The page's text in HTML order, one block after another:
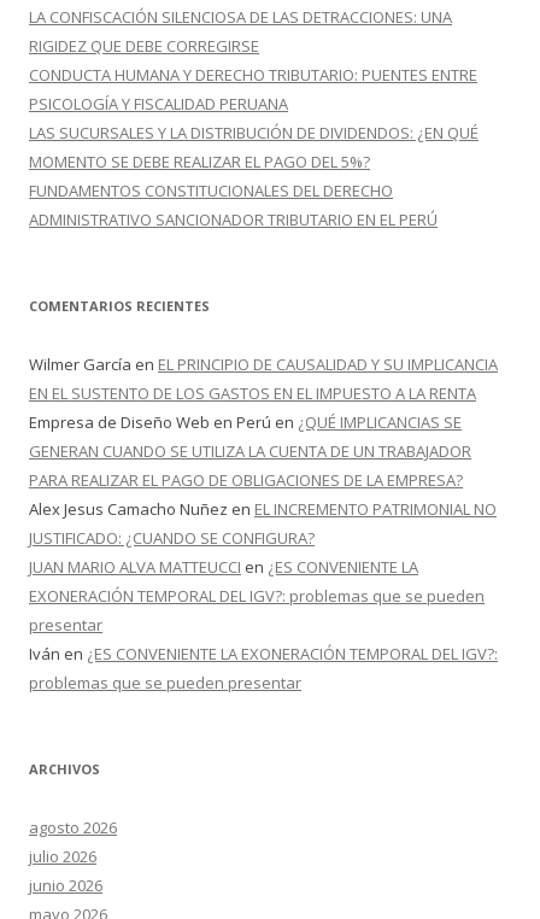
LA CONFISCACIÓN SILENCIOSA DE LAS DETRACCIONES: UNA
RIGIDEZ QUE DEBE CORREGIRSE
CONDUCTA HUMANA Y DERECHO TRIBUTARIO: PUENTES ENTRE
PSICOLOGÍA Y FISCALIDAD PERUANA
LAS SUCURSALES Y LA DISTRIBUCIÓN DE DIVIDENDOS: ¿EN QUÉ
MOMENTO SE DEBE REALIZAR EL PAGO DEL 5%?
FUNDAMENTOS CONSTITUCIONALES DEL DERECHO
ADMINISTRATIVO SANCIONADOR TRIBUTARIO EN EL PERÚ
COMENTARIOS RECIENTES
Wilmer García en EL PRINCIPIO DE CAUSALIDAD Y SU IMPLICANCIA
EN EL SUSTENTO DE LOS GASTOS EN EL IMPUESTO A LA RENTA
Empresa de Diseño Web en Perú en ¿QUÉ IMPLICANCIAS SE
GENERAN CUANDO SE UTILIZA LA CUENTA DE UN TRABAJADOR
PARA REALIZAR EL PAGO DE OBLIGACIONES DE LA EMPRESA?
Alex Jesus Camacho Nuñez en EL INCREMENTO PATRIMONIAL NO
JUSTIFICADO: ¿CUANDO SE CONFIGURA?
JUAN MARIO ALVA MATTEUCCI en ¿ES CONVENIENTE LA
EXONERACIÓN TEMPORAL DEL IGV?: problemas que se pueden
presentar
Iván en ¿ES CONVENIENTE LA EXONERACIÓN TEMPORAL DEL IGV?:
problemas que se pueden presentar
ARCHIVOS
agosto 2026
julio 2026
junio 2026
mayo 2026